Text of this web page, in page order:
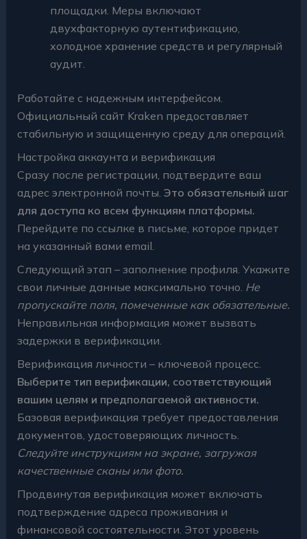
площадки. Меры включают
двухфакторную аутентификацию,
холодное хранение средств и регулярный
аудит.
Работайте с надежным интерфейсом.
Официальный сайт Kraken предоставляет
стабильную и защищенную среду для операций.
Настройка аккаунта и верификация
Сразу после регистрации, подтвердите ваш
адрес электронной почты. Это обязательный шаг
для доступа ко всем функциям платформы.
Перейдите по ссылке в письме, которое придет
на указанный вами email.
Следующий этап – заполнение профиля. Укажите
свои личные данные максимально точно. Не
пропускайте поля, помеченные как обязательные.
Неправильная информация может вызвать
задержки в верификации.
Верификация личности – ключевой процесс.
Выберите тип верификации, соответствующий
вашим целям и предполагаемой активности.
Базовая верификация требует предоставления
документов, удостоверяющих личность.
Следуйте инструкциям на экране, загружая
качественные сканы или фото.
Продвинутая верификация может включать
подтверждение адреса проживания и
финансовой состоятельности. Этот уровень